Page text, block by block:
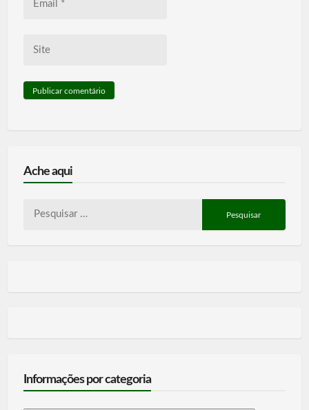
Ache aqui
Informações por categoria